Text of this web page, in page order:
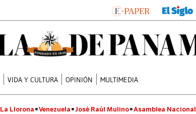
VIDA Y CULTURA OPINIÓN MULTIMEDIA
La Llorona Venezuela José Raúl Mulino Asamblea Nacional